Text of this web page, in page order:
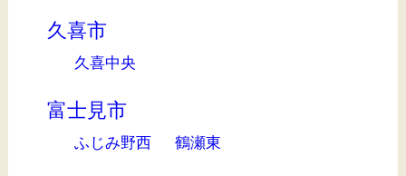
久喜市
久喜中央
富士見市
ふじみ野西 鶴瀬東